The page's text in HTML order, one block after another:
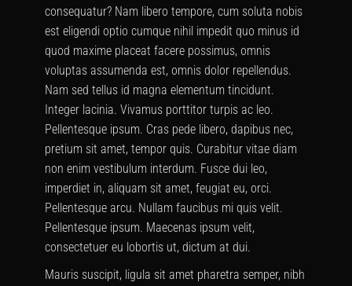
consequatur? Nam libero tempore, cum soluta nobis
est eligendi optio cumque nihil impedit quo minus id
quod maxime placeat facere possimus, omnis
voluptas assumenda est, omnis dolor repellendus.
Nam sed tellus id magna elementum tincidunt.
Integer lacinia. Vivamus porttitor turpis ac leo.
Pellentesque ipsum. Cras pede libero, dapibus nec,
pretium sit amet, tempor quis. Curabitur vitae diam
non enim vestibulum interdum. Fusce dui leo,
imperdiet in, aliquam sit amet, feugiat eu, orci.
Pellentesque arcu. Nullam faucibus mi quis velit.
Pellentesque ipsum. Maecenas ipsum velit,
consectetuer eu lobortis ut, dictum at dui.
Mauris suscipit, ligula sit amet pharetra semper, nibh